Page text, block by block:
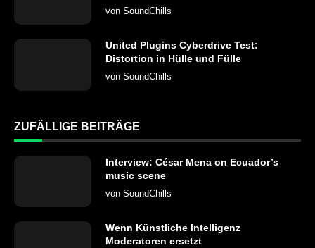
von SoundChills
United Plugins Cyberdrive Test:
Distortion in Hülle und Fülle
von SoundChills
ZUFÄLLIGE BEITRÄGE
Interview: César Mena on Ecuador’s
music scene
von SoundChills
Wenn Künstliche Intelligenz
Moderatoren ersetzt